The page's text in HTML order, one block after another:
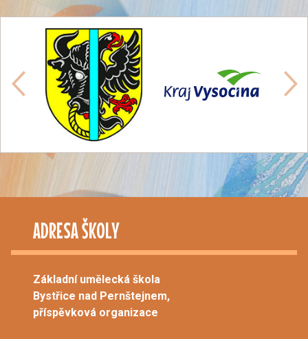
předchozí
ADRESA ŠKOLY
Základní umělecká škola
Bystřice nad Pernštejnem,
příspěvková organizace